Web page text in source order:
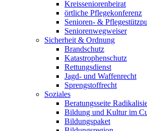
Kreisseniorenbeirat
örtliche Pflegekonferenz
Senioren- &
Seniorenwegweiser
Sicherheit & Ordnung
Brandschutz
Katastrophenschutz
Rettungsdienst
Jagd- und Waffenrecht
Sprengstoffrecht
Soziales
Beratungsseite
Bildung und Kultur im
Bildungspaket